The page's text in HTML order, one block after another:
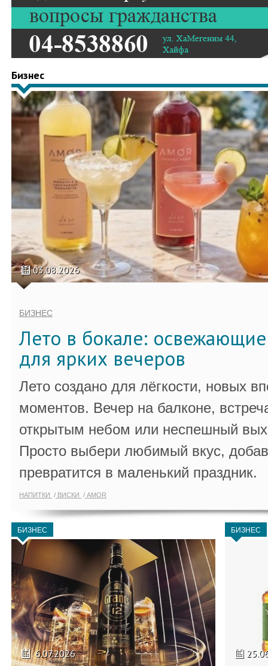
Бизнес
03.08.2026
БИЗНЕС
Лето в бокале:
для ярких вечеров
Лето создано для лёгкости, новых
моментов. Вечер на балконе,
открытым небом или неспешный
Просто выбери любимый вкус,
превратится в маленький праздник.
НАПИТКИ ВИСКИ AMOR
БИЗНЕС
6.07.2026
БИЗНЕС